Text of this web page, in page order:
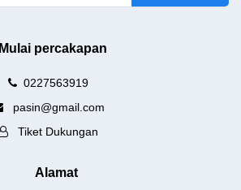
Mulai percakapan
0227563919
pasin@gmail.com
Tiket Dukungan
Alamat